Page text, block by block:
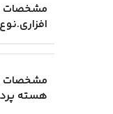
مشخصات
هسته